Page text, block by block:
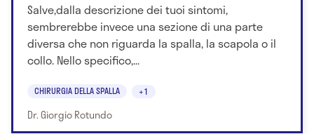
Salve,dalla descrizione dei tuoi sintomi,
sembrerebbe invece una sezione di una parte
diversa che non riguarda la spalla, la scapola o il
collo. Nello specifico,...
CHIRURGIA DELLA SPALLA +1
Dr. Giorgio Rotundo